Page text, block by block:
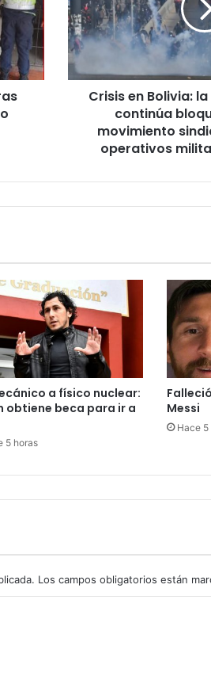
Crisis en Bolivia:
continúa
movimiento
operativos
a físico nuclear:
obtiene beca para ir a
5 horas
Messi
Hace 5
Los campos obligatorios están